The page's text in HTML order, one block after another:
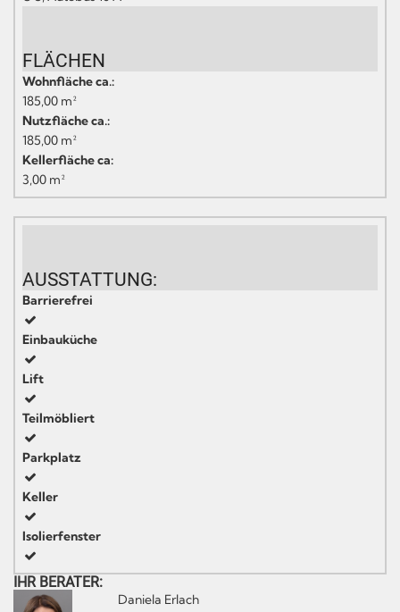
FLÄCHEN
Wohnfläche ca.:
185,00 m²
Nutzfläche ca.:
185,00 m²
Kellerfläche ca:
3,00 m²
AUSSTATTUNG:
Barrierefrei
Einbauküche
Lift
Teilmöbliert
Parkplatz
Keller
Isolierfenster
IHR BERATER:
Daniela Erlach